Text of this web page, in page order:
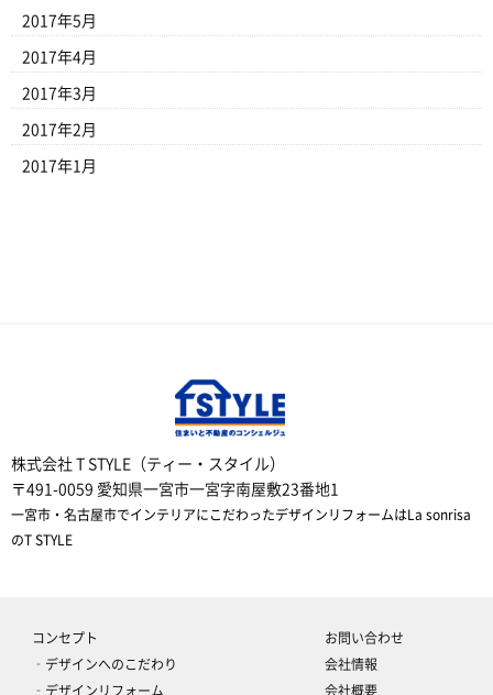
2017年5月
2017年4月
2017年3月
2017年2月
2017年1月
株式会社 T STYLE（ティー・スタイル）
〒491-0059 愛知県一宮市一宮字南屋敷23番地1
一宮市・名古屋市でインテリアにこだわったデザインリフォームはLa sonrisa
のT STYLE
コンセプト
‐デザインへのこだわり
‐デザインリフォーム
お問い合わせ
会社情報
会社概要